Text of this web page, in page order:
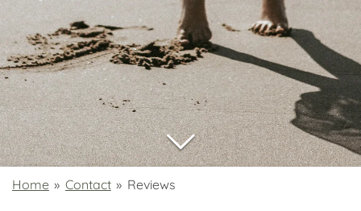
Home » Contact » Reviews